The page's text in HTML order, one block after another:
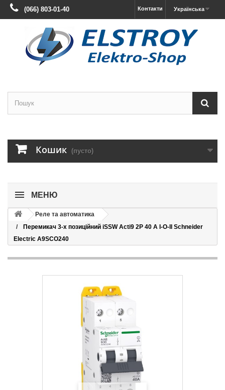
Українська
Контакти
(066) 803-01-40
Кошик (пусто)
МЕНЮ
Реле та автоматика
Перемикач 3-х позиційний iSSW Acti9 2P 40 A I-O-II Schneider
Electric A9SCO240